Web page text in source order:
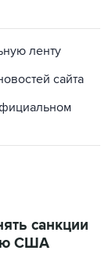
сайта
США